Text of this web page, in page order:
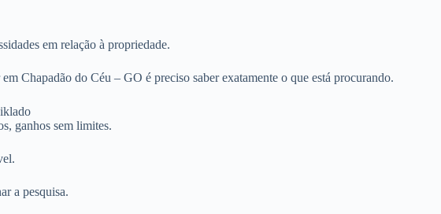
em relação à propriedade.
Chapadão do Céu – GO é preciso saber exatamente o que está procurando.
ganhos sem limites.
a pesquisa.